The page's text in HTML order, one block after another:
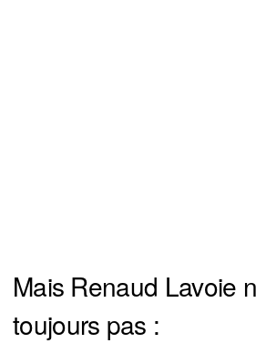
Mais Renaud Lavoie
toujours pas :